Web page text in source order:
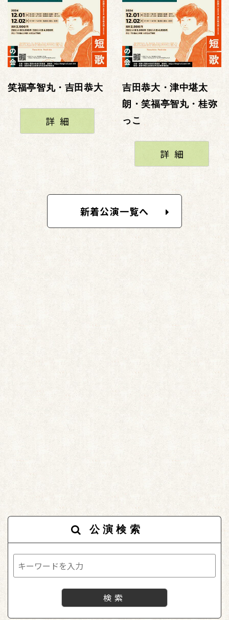
笑福亭智丸・吉田恭大
詳細
吉田恭大・津中堪太
朗・笑福亭智丸・桂弥
っこ
詳細
新着公演一覧へ
公演検索